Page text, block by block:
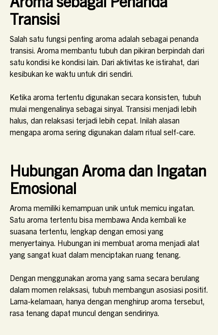
Transisi
Salah satu fungsi penting aroma adalah sebagai penanda
transisi. Aroma membantu tubuh dan pikiran berpindah dari
satu kondisi ke kondisi lain. Dari aktivitas ke istirahat, dari
kesibukan ke waktu untuk diri sendiri.
Ketika aroma tertentu digunakan secara konsisten, tubuh
mulai mengenalinya sebagai sinyal. Transisi menjadi lebih
halus, dan relaksasi terjadi lebih cepat. Inilah alasan
mengapa aroma sering digunakan dalam ritual self-care.
Hubungan Aroma dan Ingatan
Emosional
Aroma memiliki kemampuan unik untuk memicu ingatan.
Satu aroma tertentu bisa membawa Anda kembali ke
suasana tertentu, lengkap dengan emosi yang
menyertainya. Hubungan ini membuat aroma menjadi alat
yang sangat kuat dalam menciptakan ruang tenang.
Dengan menggunakan aroma yang sama secara berulang
dalam momen relaksasi, tubuh membangun asosiasi positif.
Lama-kelamaan, hanya dengan menghirup aroma tersebut,
rasa tenang dapat muncul dengan sendirinya.